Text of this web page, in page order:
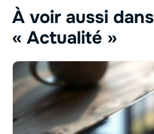
À voir aussi dans
« Actualité »